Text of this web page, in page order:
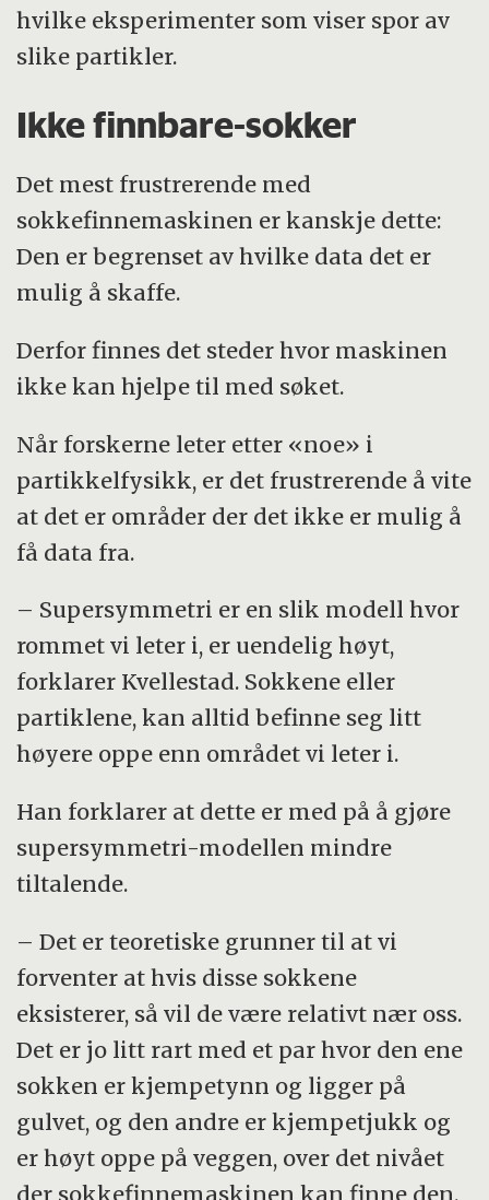
hvilke eksperimenter som viser spor av
slike partikler.
Ikke finnbare-sokker
Det mest frustrerende med
sokkefinnemaskinen er kanskje dette:
Den er begrenset av hvilke data det er
mulig å skaffe.
Derfor finnes det steder hvor maskinen
ikke kan hjelpe til med søket.
Når forskerne leter etter «noe» i
partikkelfysikk, er det frustrerende å vite
at det er områder der det ikke er mulig å
få data fra.
– Supersymmetri er en slik modell hvor
rommet vi leter i, er uendelig høyt,
forklarer Kvellestad. Sokkene eller
partiklene, kan alltid befinne seg litt
høyere oppe enn området vi leter i.
Han forklarer at dette er med på å gjøre
supersymmetri-modellen mindre
tiltalende.
– Det er teoretiske grunner til at vi
forventer at hvis disse sokkene
eksisterer, så vil de være relativt nær oss.
Det er jo litt rart med et par hvor den ene
sokken er kjempetynn og ligger på
gulvet, og den andre er kjempetjukk og
er høyt oppe på veggen, over det nivået
der sokkefinnemaskinen kan finne den.